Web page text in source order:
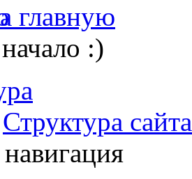
главную
:)
Структура сайта